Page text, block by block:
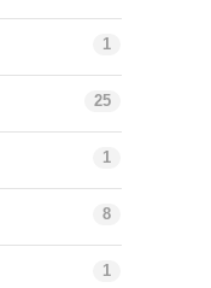
1
25
1
8
1